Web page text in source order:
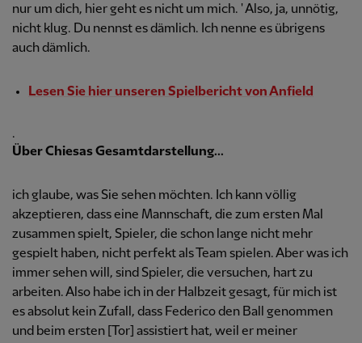
nur um dich, hier geht es nicht um mich. ' Also, ja, unnötig,
nicht klug. Du nennst es dämlich. Ich nenne es übrigens
auch dämlich.
Lesen Sie hier unseren Spielbericht von Anfield
.
Über Chiesas Gesamtdarstellung...
ich glaube, was Sie sehen möchten. Ich kann völlig
akzeptieren, dass eine Mannschaft, die zum ersten Mal
zusammen spielt, Spieler, die schon lange nicht mehr
gespielt haben, nicht perfekt als Team spielen. Aber was ich
immer sehen will, sind Spieler, die versuchen, hart zu
arbeiten. Also habe ich in der Halbzeit gesagt, für mich ist
es absolut kein Zufall, dass Federico den Ball genommen
und beim ersten [Tor] assistiert hat, weil er meiner